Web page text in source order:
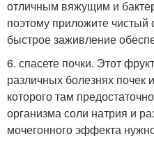
отличным вяжущим и
поэтому приложите чистый
быстрое заживление
6. спасете почки. Этот
различных болезнях почек
которого там
организма соли натрия и
мочегонного эффекта